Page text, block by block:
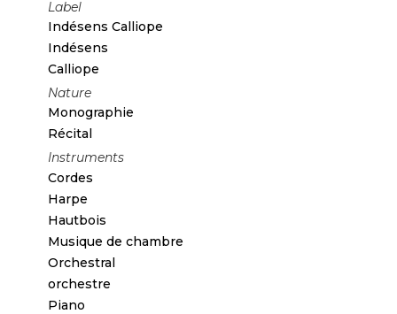
Label
Indésens Calliope
Indésens
Calliope
Nature
Monographie
Récital
Instruments
Cordes
Harpe
Hautbois
Musique de chambre
Orchestral
orchestre
Piano